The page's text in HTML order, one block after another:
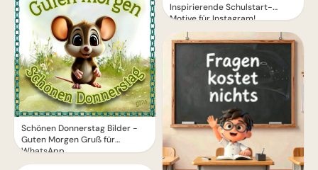
Schönen Donnerstag Bilder -
Guten Morgen Gruß für
WhatsApp
Inspirierende Schulstart-
Motive für Instagram!